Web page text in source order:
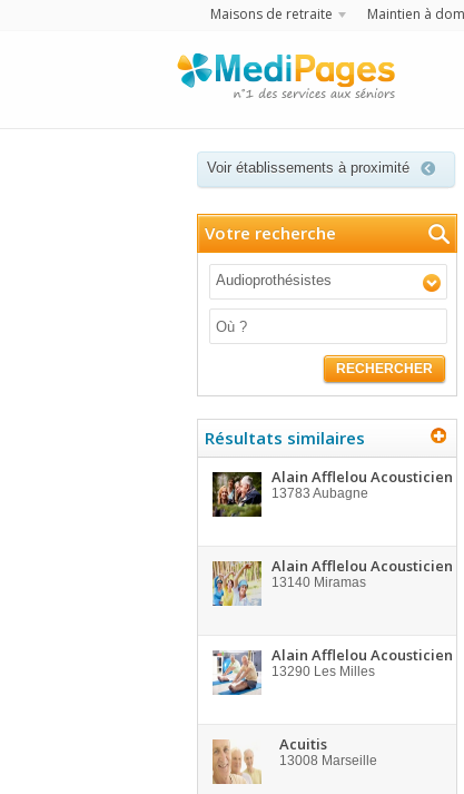
Maisons de retraite Maintien à
Voir établissements à proximité
Votre recherche
Audioprothésistes
RECHERCHER
Résultats similaires
Alain Afflelou Acousticien
13783 Aubagne
Alain Afflelou Acousticien
13140 Miramas
Alain Afflelou Acousticien
13290 Les Milles
Acuitis
13008 Marseille